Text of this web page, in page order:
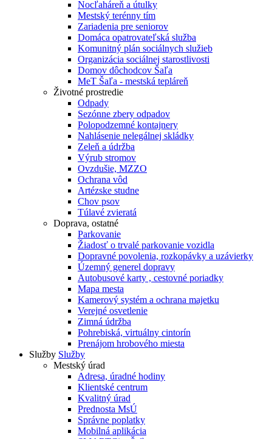
Nocľaháreň a útulky
Mestský terénny tím
Zariadenia pre seniorov
Domáca opatrovateľská služba
Komunitný plán sociálnych služieb
Organizácia sociálnej starostlivosti
Domov dôchodcov Šaľa
MeT Šaľa - mestská tepláreň
Životné prostredie
Odpady
Sezónne zbery odpadov
Polopodzemné kontajnery
Nahlásenie nelegálnej skládky
Zeleň a údržba
Výrub stromov
Ovzdušie, MZZO
Ochrana vôd
Artézske studne
Chov psov
Túlavé zvieratá
Doprava, ostatné
Parkovanie
Žiadosť o trvalé parkovanie vozidla
Dopravné povolenia, rozkopávky a uzávierky
Územný generel dopravy
Autobusové karty , cestovné poriadky
Mapa mesta
Kamerový systém a ochrana majetku
Verejné osvetlenie
Zimná údržba
Pohrebiská, virtuálny cintorín
Prenájom hrobového miesta
Služby Služby
Mestský úrad
Adresa, úradné hodiny
Klientské centrum
Kvalitný úrad
Prednosta MsÚ
Správne poplatky
Mobilná aplikácia